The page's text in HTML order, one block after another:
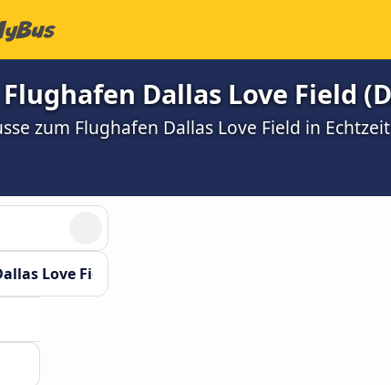
Dallas Love Field
zum Flughafen Dallas Love Field in